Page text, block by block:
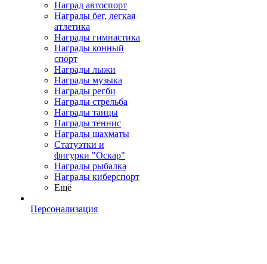
Наград автоспорт
Награды бег, легкая
атлетика
Награды гимнастика
Награды конный
спорт
Награды лыжи
Награды музыка
Награды регби
Награды стрельба
Награды танцы
Награды теннис
Награды шахматы
Статуэтки и
фигурки "Оскар"
Награды рыбалка
Награды киберспорт
Ещё
Персонализация